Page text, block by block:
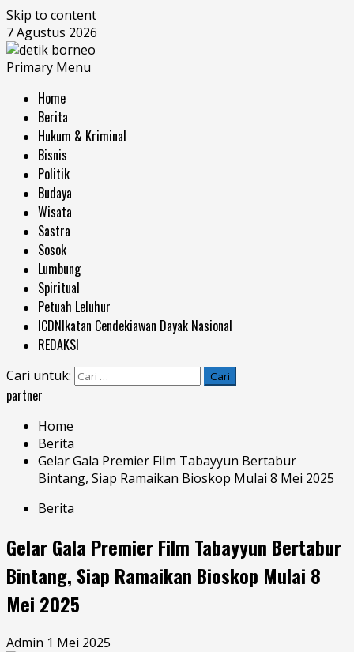
Skip to content
7 Agustus 2026
Primary Menu
Home
Berita
Hukum & Kriminal
Bisnis
Politik
Budaya
Wisata
Sastra
Sosok
Lumbung
Spiritual
Petuah Leluhur
ICDNIkatan Cendekiawan Dayak Nasional
REDAKSI
Cari untuk:
partner
Home
Berita
Gelar Gala Premier Film Tabayyun Bertabur
Bintang, Siap Ramaikan Bioskop Mulai 8 Mei 2025
Berita
Gelar Gala Premier Film Tabayyun Bertabur
Bintang, Siap Ramaikan Bioskop Mulai 8
Mei 2025
Admin 1 Mei 2025